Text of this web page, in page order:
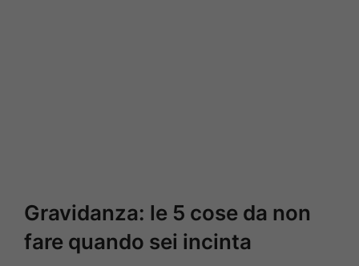
Gravidanza: le 5 cose da non
fare quando sei incinta